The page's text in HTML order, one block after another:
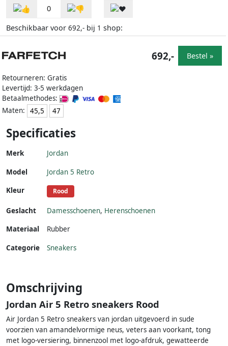
0
Beschikbaar voor 692,- bij 1 shop:
Retourneren: Gratis
Levertijd: 3-5 werkdagen
Betaalmethodes:
Maten:
45,5 47
692,- Bestel »
Specificaties
Merk Jordan
Model
Jordan 5 Retro
Kleur
Rood
Geslacht Damesschoenen, Herenschoenen
Materiaal
Rubber
Categorie Sneakers
Omschrijving
Jordan Air 5 Retro sneakers Rood
Air Jordan 5 Retro sneakers van jordan uitgevoerd in sude
voorzien van amandelvormige neus, veters aan voorkant, tong
met logo-versiering, binnenzool met logo-afdruk, gewatteerde